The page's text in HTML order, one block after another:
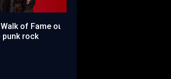
of Fame οι
punk rock